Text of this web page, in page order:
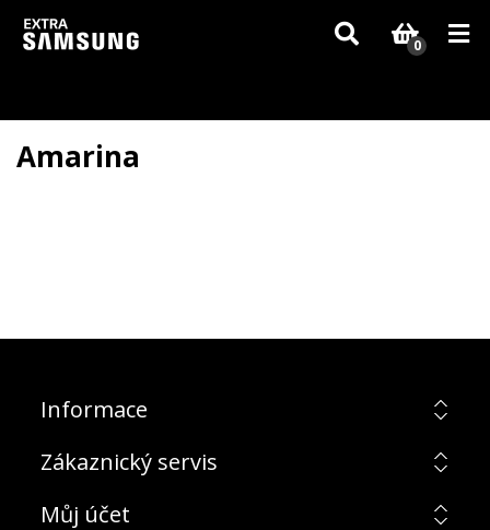
Vzhledem k aktuální situaci se může dodání dílů, které nejsou skladem,
zpozdit. Děkujeme za pochopení.
0
Amarina
Informace
Zákaznický servis
Můj účet